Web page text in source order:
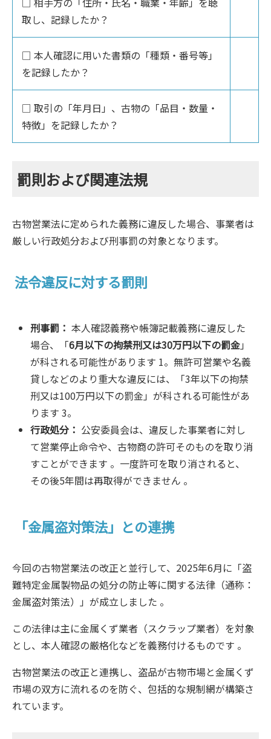
取し、記録したか？
□ 本人確認に用いた書類の「種類・番号等」
を記録したか？
□ 取引の「年月日」、古物の「品目・数量・
特徴」を記録したか？
罰則および関連法規
古物営業法に定められた義務に違反した場合、事業者は
厳しい行政処分および刑事罰の対象となります。
法令違反に対する罰則
刑事罰： 本人確認義務や帳簿記載義務に違反した
場合、「6月以下の拘禁刑又は30万円以下の罰金」
が科される可能性があります 1。無許可営業や名義
貸しなどのより重大な違反には、「3年以下の拘禁
刑又は100万円以下の罰金」が科される可能性があ
ります 3。
行政処分： 公安委員会は、違反した事業者に対し
て営業停止命令や、古物商の許可そのものを取り消
すことができます 。一度許可を取り消されると、
その後5年間は再取得ができません 。
「金属盗対策法」との連携
今回の古物営業法の改正と並行して、2025年6月に「盗
難特定金属製物品の処分の防止等に関する法律（通称：
金属盗対策法）」が成立しました 。
この法律は主に金属くず業者（スクラップ業者）を対象
とし、本人確認の厳格化などを義務付けるものです 。
古物営業法の改正と連携し、盗品が古物市場と金属くず
市場の双方に流れるのを防ぐ、包括的な規制網が構築さ
れています。